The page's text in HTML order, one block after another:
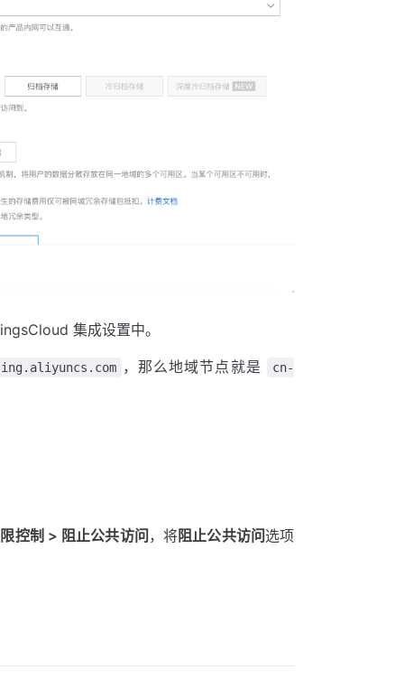
集成设置中。
，那么地域节点就是 cn-
控制 > 阻止公共访问 ，将阻止公共访问选项